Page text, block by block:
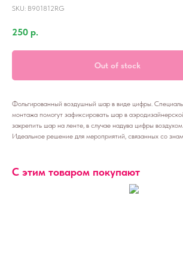
SKU: B901812RG
250 р.
Out of stock
Фольгированный воздушный шар в виде цифры.
монтажа помогут зафиксировать шар в
закрепить шар на ленте, в случае надува цифры воздухом.
Идеальное решение для мероприятий, связанных со
С этим товаром покупают